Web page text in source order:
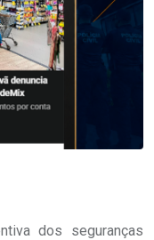
dos seguranças